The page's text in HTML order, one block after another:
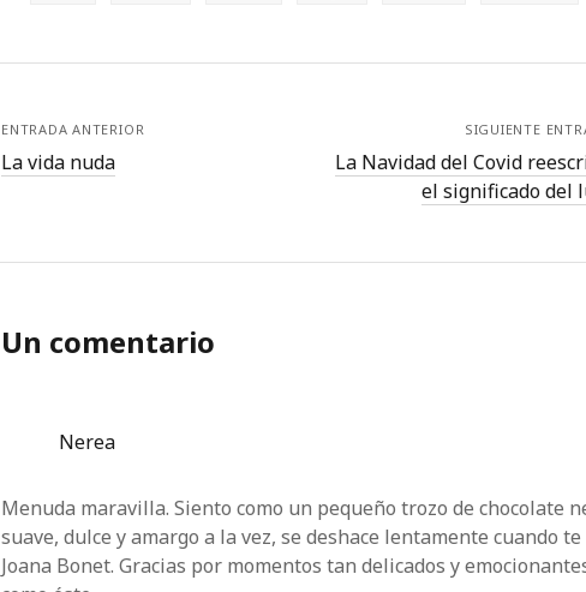
ENTRADA ANTERIOR
La vida nuda
SIGUIENTE
La Navidad del Covid
el significado del
Un comentario
Nerea
Menuda maravilla. Siento como un pequeño trozo de chocolate
suave, dulce y amargo a la vez, se deshace lentamente cuando
Joana Bonet. Gracias por momentos tan delicados y